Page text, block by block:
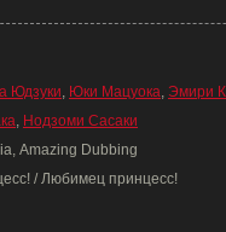
Юдзуки, Юки Мацуока, Эмири
, Нодзоми Сасаки
Amazing Dubbing
/ Любимец принцесс!